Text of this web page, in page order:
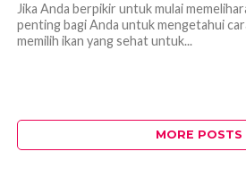
Jika Anda berpikir untuk mulai
penting bagi Anda untuk mengetahui
memilih ikan yang sehat untuk...
MORE POSTS